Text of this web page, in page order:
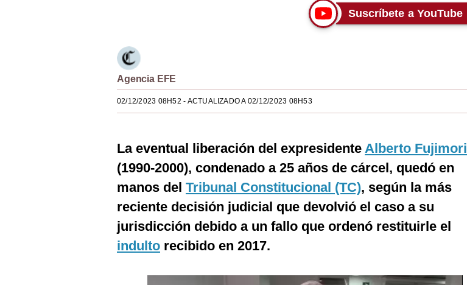
Suscríbete a YouTube
Agencia EFE
02/12/2023 08H52 - ACTUALIZADO A 02/12/2023 08H53
La eventual liberación del expresidente Alberto Fujimori
(1990-2000), condenado a 25 años de cárcel, quedó en
manos del Tribunal Constitucional (TC), según la más
reciente decisión judicial que devolvió el caso a su
jurisdicción debido a un fallo que ordenó restituirle el
indulto recibido en 2017.